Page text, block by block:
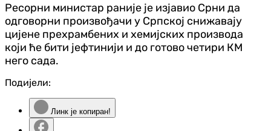
Ресорни министар раније је изјавио Срни да
одговорни произвођачи у Српској снижавају
цијене прехрамбених и хемијских производа
који ће бити јефтинији и до готово четири КМ
него сада.
Подијели:
Линк је копиран!